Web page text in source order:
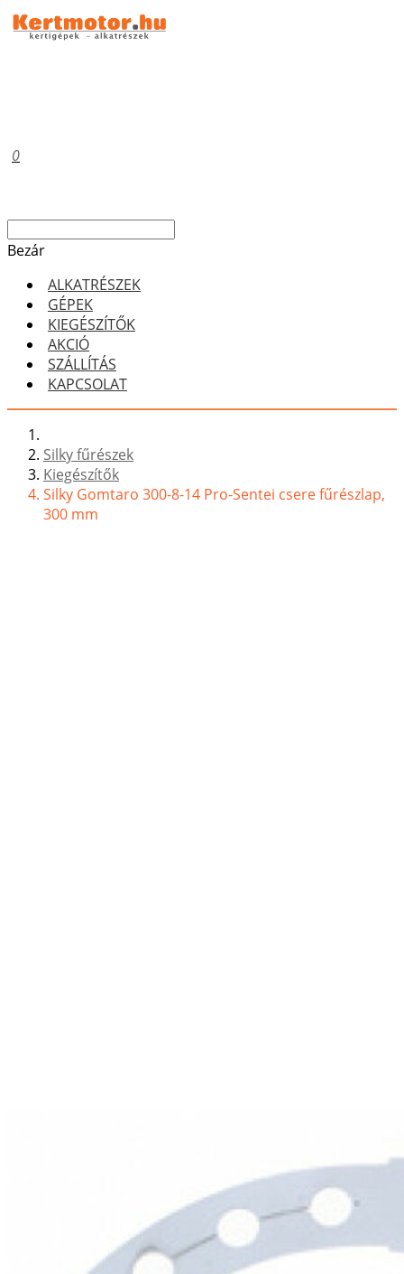
0
Bezár
ALKATRÉSZEK
GÉPEK
KIEGÉSZÍTŐK
AKCIÓ
SZÁLLÍTÁS
KAPCSOLAT
Silky fűrészek
Kiegészítők
Silky Gomtaro 300-8-14 Pro-Sentei csere fűrészlap,
300 mm